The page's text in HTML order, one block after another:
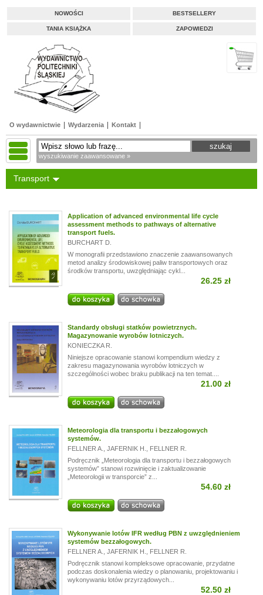
NOWOŚCI BESTSELLERY
TANIA KSIĄŻKA ZAPOWIEDZI
O wydawnictwie Wydarzenia Kontakt
wyszukiwanie zaawansowane »
Transport
Application of advanced environmental life cycle
assessment methods to pathways of alternative
transport fuels.
BURCHART D.
W monografii przedstawiono znaczenie zaawansowanych
metod analizy środowiskowej paliw transportowych oraz
środków transportu, uwzględniając cykl...
26.25 zł
Standardy obsługi statków powietrznych.
Magazynowanie wyrobów lotniczych.
KONIECZKA R.
Niniejsze opracowanie stanowi kompendium wiedzy z
zakresu magazynowania wyrobów lotniczych w
szczególności wobec braku publikacji na ten temat....
21.00 zł
Meteorologia dla transportu i bezzałogowych
systemów.
FELLNER A.
JAFERNIK H.
FELLNER R.
Podręcznik „Meteorologia dla transportu i bezzałogowych
systemów” stanowi rozwinięcie i zaktualizowanie
„Meteorologii w transporcie” z...
54.60 zł
Wykonywanie lotów IFR według PBN z uwzględnieniem
systemów bezzałogowych.
FELLNER A.
JAFERNIK H.
FELLNER R.
Podręcznik stanowi kompleksowe opracowanie, przydatne
podczas doskonalenia wiedzy o planowaniu, projektowaniu i
wykonywaniu lotów przyrządowych...
52.50 zł